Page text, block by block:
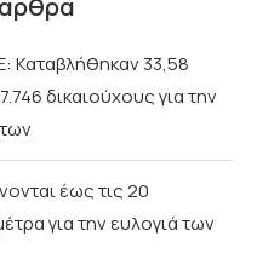
33,58
δικαιούχους για την
έως τις 20
για την ευλογιά των